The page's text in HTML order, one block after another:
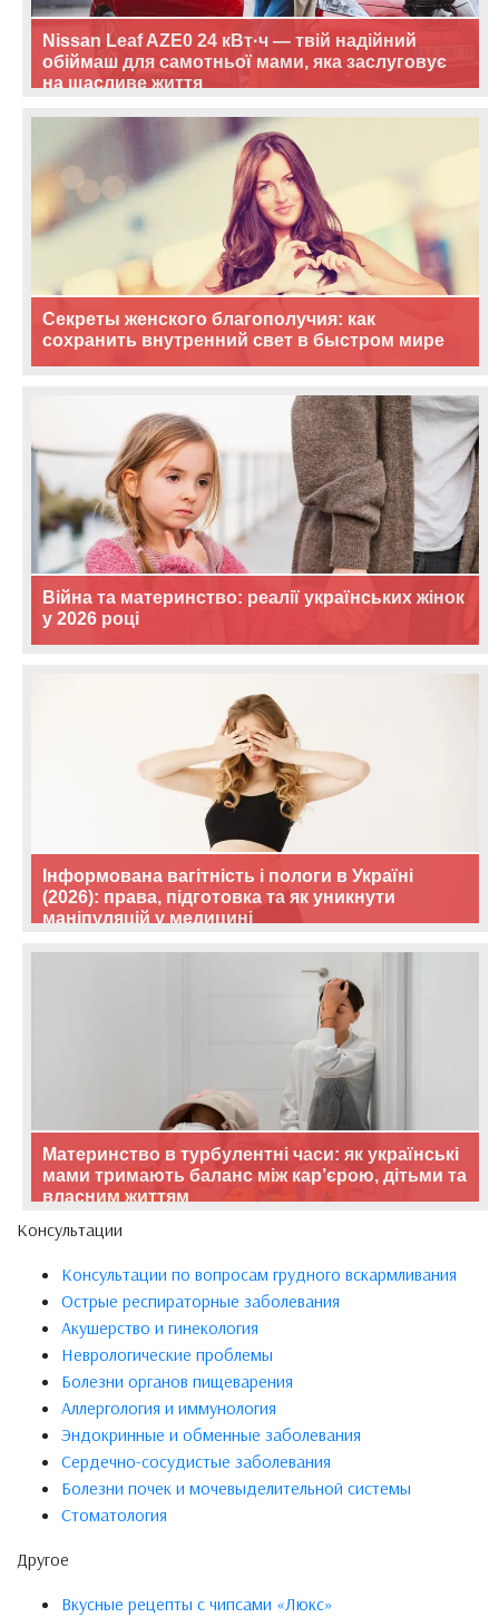
Nissan Leaf AZE0 24 кВт·ч — твій надійний
обіймаш для самотньої мами, яка заслуговує
на щасливе життя
Секреты женского благополучия: как
сохранить внутренний свет в быстром мире
Війна та материнство: реалії українських жінок
у 2026 році
Інформована вагітність і пологи в Україні
(2026): права, підготовка та як уникнути
маніпуляцій у медицині
Материнство в турбулентні часи: як українські
мами тримають баланс між кар’єрою, дітьми та
власним життям
Консультации
Консультации по вопросам грудного вскармливания
Острые респираторные заболевания
Акушерство и гинекология
Неврологические проблемы
Болезни органов пищеварения
Аллергология и иммунология
Эндокринные и обменные заболевания
Сердечно-сосудистые заболевания
Болезни почек и мочевыделительной системы
Стоматология
Другое
Вкусные рецепты с чипсами «Люкс»